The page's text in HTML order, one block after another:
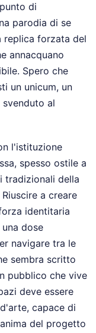
di
parodia di se
replica forzata del
annacquano
Spero che
un unicum, un
al
l'istituzione
spesso ostile a
tradizionali della
a creare
identitaria
dose
navigare tra le
sembra scritto
pubblico che vive
deve essere
capace di
del progetto